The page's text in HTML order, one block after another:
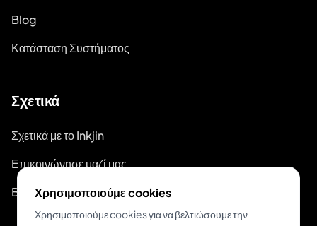
Blog
Κατάσταση Συστήματος
Σχετικά
Σχετικά με το Inkjin
Επικοινώνησε μαζί μας
Branding Kit
Χρησιμοποιούμε cookies
Χρησιμοποιούμε cookies για να βελτιώσουμε την